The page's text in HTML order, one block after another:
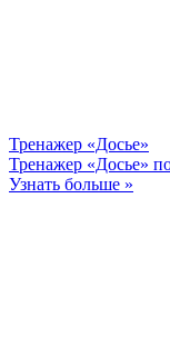
Тренажер «Досье»
Тренажер «Досье»
Узнать больше »